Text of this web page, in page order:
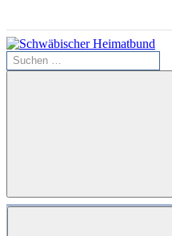
Inhalt
springen
Schwäbischer
Suchen
nach:
Suchen